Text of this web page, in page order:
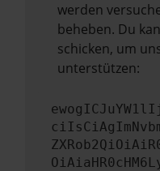
werden
beheben. Du
schicken, um
unterstützen: